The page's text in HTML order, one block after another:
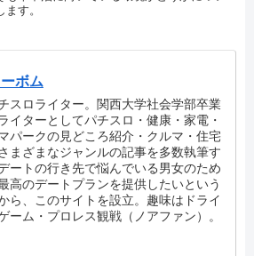
す。
ボム
スロライター。関西大学社会学部卒業
イターとしてパチスロ・健康・家電・
パークの見どころ紹介・クルマ・住宅
まざまなジャンルの記事を多数執筆す
ートの行き先で悩んでいる男女のため
高のデートプランを提供したいという
ら、このサイトを設立。趣味はドライ
ーム・プロレス観戦（ノアファン）。